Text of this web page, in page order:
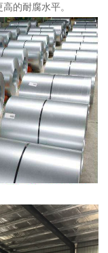
的耐腐水平。